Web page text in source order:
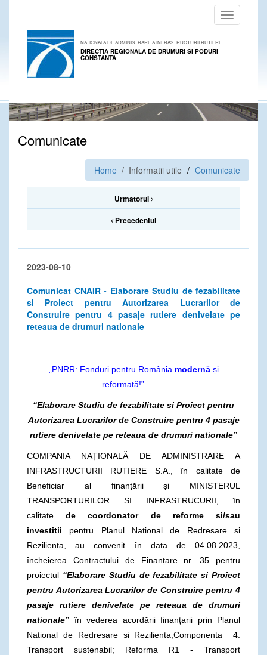
Toggle
navigation
NATIONALA DE ADMINISTRARE A INFRASTRUCTURII RUTIERE
DIRECTIA REGIONALA DE DRUMURI SI PODURI
CONSTANTA
Comunicate
Home / Informatii utile Comunicate
Urmatorul
Precedentul
2023-08-10
Comunicat CNAIR - Elaborare Studiu de fezabilitate
si Proiect pentru Autorizarea Lucrarilor de
Construire pentru 4 pasaje rutiere denivelate pe
reteaua de drumuri nationale
„PNRR: Fonduri pentru România modernăși
reformată!”
“Elaborare Studiu de fezabilitate si Proiect pentru
Autorizarea Lucrarilor de Construire pentru 4 pasaje
rutiere denivelate pe reteaua de drumuri nationale”
COMPANIA NAȚIONALĂ DE ADMINISTRARE A
INFRASTRUCTURII RUTIERE S.A., în calitate de
Beneficiar al finanțării și MINISTERUL
TRANSPORTURILOR SI INFRASTRUCURII, în
calitatede coordonator de reforme si/sau
investitii pentru Planul National de Redresare si
Rezilienta, au convenit în data de 04.08.2023,
încheierea Contractului de Finanțare nr. 35 pentru
proiectul “Elaborare Studiu de fezabilitate si Proiect
pentru Autorizarea Lucrarilor de Construire pentru 4
pasaje rutiere denivelate pe reteaua de drumuri
nationale” în vederea acordării finanțarii prin Planul
National de Redresare si Rezilienta,Componenta 4.
Transport sustenabil; Reforma R1 - Transport